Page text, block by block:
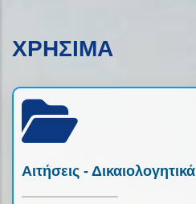
ΧΡΗΣΙΜΑ
Αιτήσεις - Δικαιολογητικά